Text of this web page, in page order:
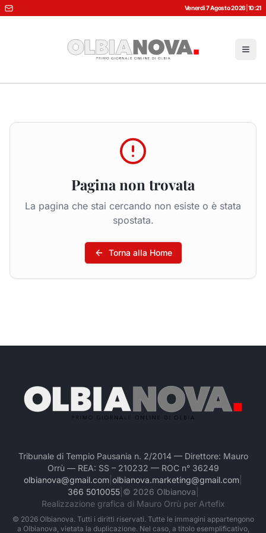
Venerdì 7 Agosto 2026 10:21
Pagina non trovata
La pagina che stai cercando non esiste o è stata
spostata.
Torna alla Home
Tribunale di Tempio Pausania n. 2/2014 — Direttore: Mauro
Orrù — REA: SS – 210232 — ROC n° 36249
olbianova@gmail.com olbianova.marketing@gmail.com
366 5010055| © 2026 Olbianova
Realizzazione grafica di Mauro Orrù per Artefix
© 2026Olbianova. Tutti i diritti riservati. Tutte le immagini appartengono
a Olbianova, vietata la duplicazione. Nel caso, a titolo esemplificativo,